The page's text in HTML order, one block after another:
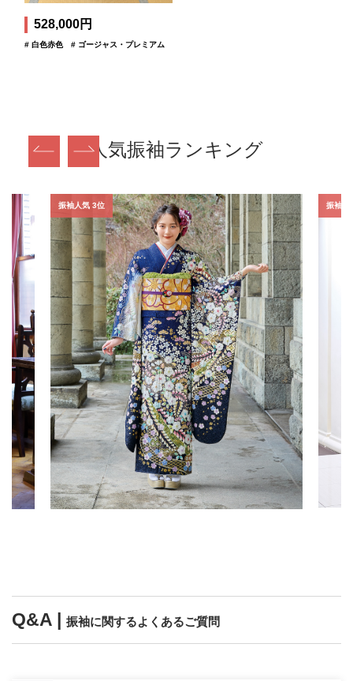
528,000円
# 白色赤色 # ゴージャス・プレミアム
人気振袖ランキング
振袖人気 3位 振袖人
Q&A | 振袖に関するよくあるご質問